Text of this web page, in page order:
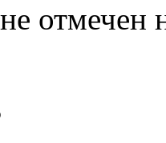
отмечен